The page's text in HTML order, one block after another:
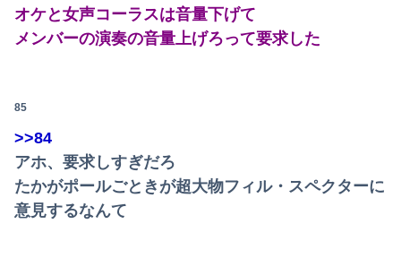
オケと女声コーラスは音量下げて
メンバーの演奏の音量上げろって要求した
85
>>84
アホ、要求しすぎだろ
たかがポールごときが超大物フィル・スペクターに
意見するなんて